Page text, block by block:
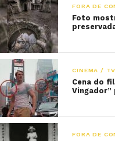
FORA DE
Foto
CINEMA / TV
Cena do
Vingador”
FORA DE